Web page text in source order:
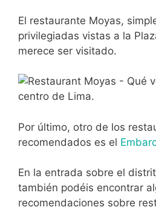
El restaurante Moyas,
privilegiadas vistas a la
merece ser visitado.
Por último, otro de los
recomendados es el
En la entrada sobre el
también podéis encontrar
recomendaciones sobre